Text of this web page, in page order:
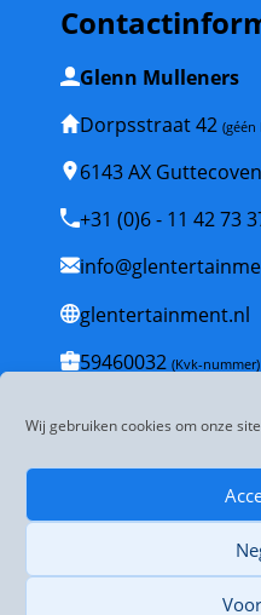
Wij gebruiken cookies om onze
Glenn Mulleners
Dorpsstraat 42 (géén
6143 AX Guttecoven
+31 (0)6 - 11 42 73
glentertainment.nl
59460032 (Kvk-nummer)
Algemene